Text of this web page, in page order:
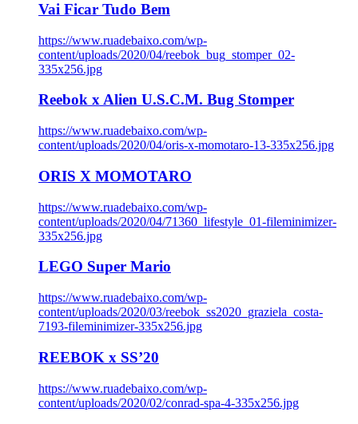
Vai Ficar Tudo Bem
https://www.ruadebaixo.com/wp-
content/uploads/2020/04/reebok_bug_stomper_02-
335x256.jpg
Reebok x Alien U.S.C.M. Bug Stomper
https://www.ruadebaixo.com/wp-
content/uploads/2020/04/oris-x-momotaro-13-335x256.jpg
ORIS X MOMOTARO
https://www.ruadebaixo.com/wp-
content/uploads/2020/04/71360_lifestyle_01-fileminimizer-
335x256.jpg
LEGO Super Mario
https://www.ruadebaixo.com/wp-
content/uploads/2020/03/reebok_ss2020_graziela_costa-
7193-fileminimizer-335x256.jpg
REEBOK x SS’20
https://www.ruadebaixo.com/wp-
content/uploads/2020/02/conrad-spa-4-335x256.jpg